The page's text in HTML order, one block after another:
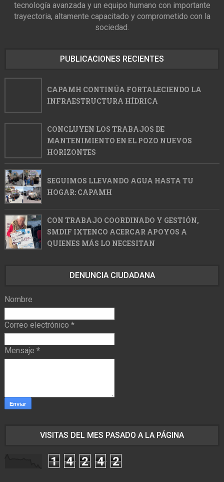
tecnología avanzada y un equipo humano con importante
trayectoria, altamente capacitado y comprometido con la
sociedad.
PUBLICACIONES RECIENTES
CAPAMH CONTINÚA FORTALECIENDO LA
INFRAESTRUCTURA HÍDRICA
CONCLUYEN LOS TRABAJOS DE
MANTENIMIENTO EN EL POZO NUEVOS
HORIZONTES
SEGUIMOS LLEVANDO AGUA HASTA TU
HOGAR: CAPAMH
CON TRABAJO COORDINADO Y GESTIÓN,
SMDIF IXTENCO ACERCAR APOYOS A
QUIENES MÁS LO NECESITAN
DENUNCIA CIUDADANA
Nombre
Correo electrónico *
Mensaje *
VISITAS DEL MES PASADO A LA PÁGINA
1 4 2 4 2